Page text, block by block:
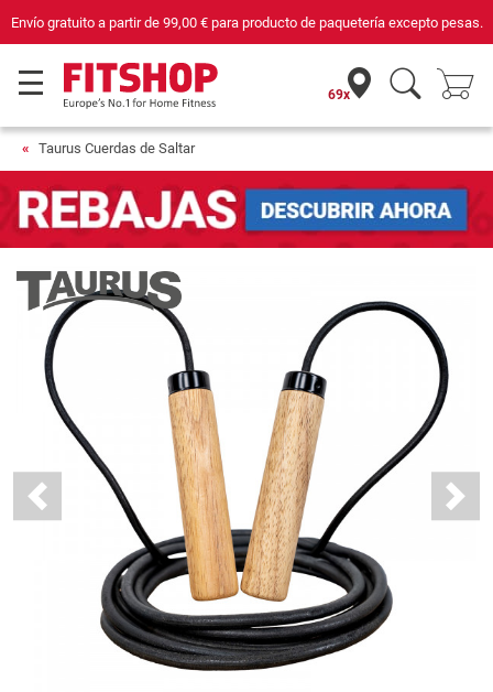
Envío gratuito a partir de 99,00 €para producto de paquetería excepto pesas.
69x
Taurus Cuerdas de Saltar
Previous Next